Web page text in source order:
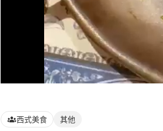
Loaded:
100.00%
西式美食 其他